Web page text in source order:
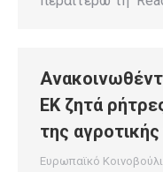
ΕΚ ζητά
της
Ευρωπαϊκό